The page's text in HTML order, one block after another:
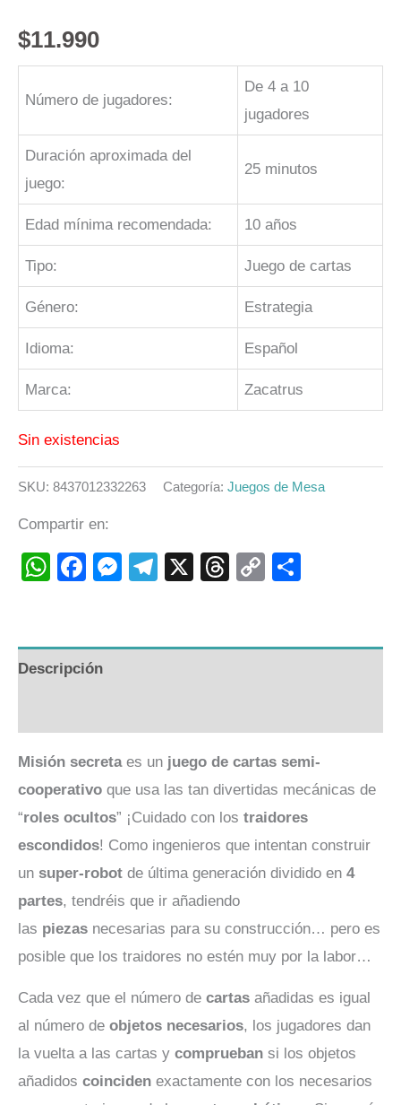
$11.990
Número de jugadores:
De 4 a 10
jugadores
Duración aproximada del
juego:
25 minutos
Edad mínima recomendada: 10 años
Tipo: Juego de cartas
Género: Estrategia
Idioma: Español
Marca: Zacatrus
Sin existencias
SKU: 8437012332263 Categoría: Juegos de Mesa
Compartir en:
WhatsApp
Facebook
Messenger
Telegram
X Threads
Copy
Descripción
Misión secretaes un juego de cartas semi-
cooperativo que usa las tan divertidas mecánicas de
“roles ocultos” ¡Cuidado con los traidores
escondidos! Como ingenieros que intentan construir
un super-robot de última generación dividido en 4
partes, tendréis que ir añadiendo
las piezas necesarias para su construcción… pero es
posible que los traidores no estén muy por la labor…
Cada vez que el número de cartas añadidas es igual
al número de objetos necesarios, los jugadores dan
la vuelta a las cartas y comprueban si los objetos
añadidos coinciden exactamente con los necesarios